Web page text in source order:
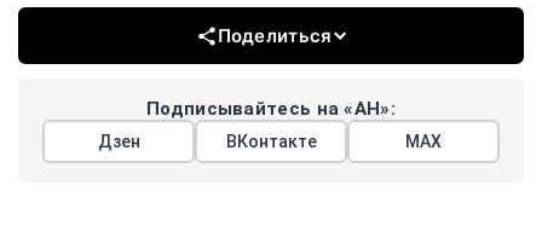
Поделиться
Подписывайтесь на «АН»:
Дзен ВКонтакте МАХ